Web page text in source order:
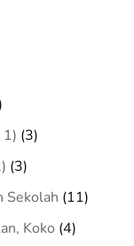
products
1) 33
33
products
Sekolah 1111
Koko 44